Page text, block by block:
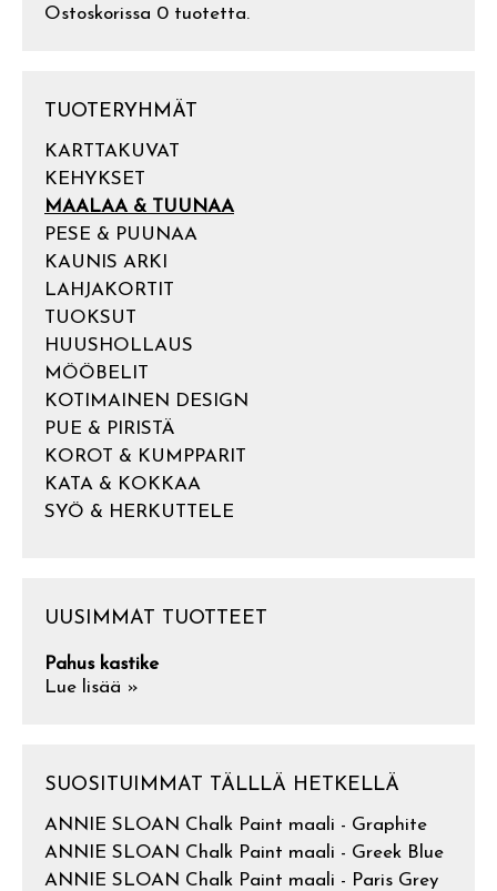
Ostoskorissa 0 tuotetta.
TUOTERYHMÄT
KARTTAKUVAT
KEHYKSET
MAALAA & TUUNAA
PESE & PUUNAA
KAUNIS ARKI
LAHJAKORTIT
TUOKSUT
HUUSHOLLAUS
MÖÖBELIT
KOTIMAINEN DESIGN
PUE & PIRISTÄ
KOROT & KUMPPARIT
KATA & KOKKAA
SYÖ & HERKUTTELE
UUSIMMAT TUOTTEET
Pahus kastike
Lue lisää »
SUOSITUIMMAT TÄLLLÄ HETKELLÄ
ANNIE SLOAN Chalk Paint maali - Graphite
ANNIE SLOAN Chalk Paint maali - Greek Blue
ANNIE SLOAN Chalk Paint maali - Paris Grey